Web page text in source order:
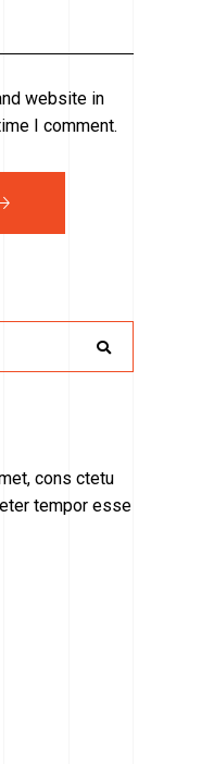
website in
I comment.
cons ctetu
tempor esse